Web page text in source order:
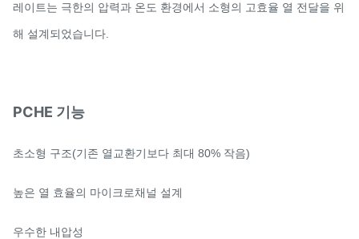
레이트는 극한의 압력과 온도 환경에서 소형의 고효율 열 전달을 위
해 설계되었습니다.
PCHE 기능
초소형 구조(기존 열교환기보다 최대 80% 작음)
높은 열 효율의 마이크로채널 설계
우수한 내압성